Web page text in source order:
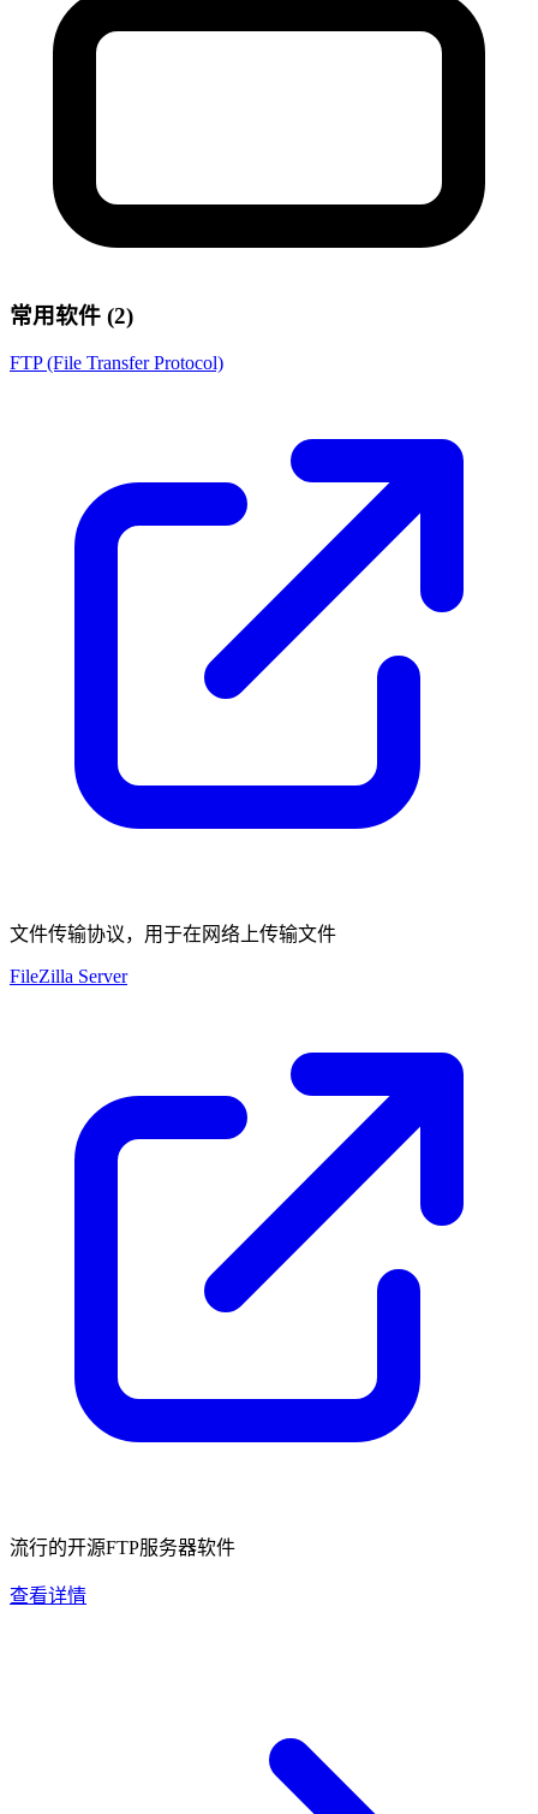
常用软件 (2)
FTP (File Transfer Protocol)
文件传输协议，用于在网络上传输文件
FileZilla Server
流行的开源FTP服务器软件
查看详情